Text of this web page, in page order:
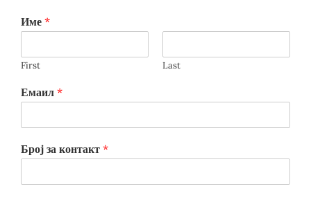
Име *
First Last
Емаил *
Број за контакт *